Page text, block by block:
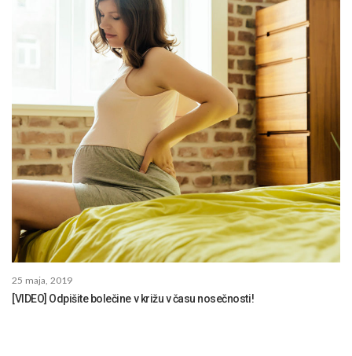
25 maja, 2019
[VIDEO] Odpišite bolečine v križu v času nosečnosti!